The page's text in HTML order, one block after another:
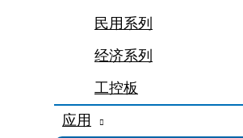
民用系列
经济系列
工控板
应用